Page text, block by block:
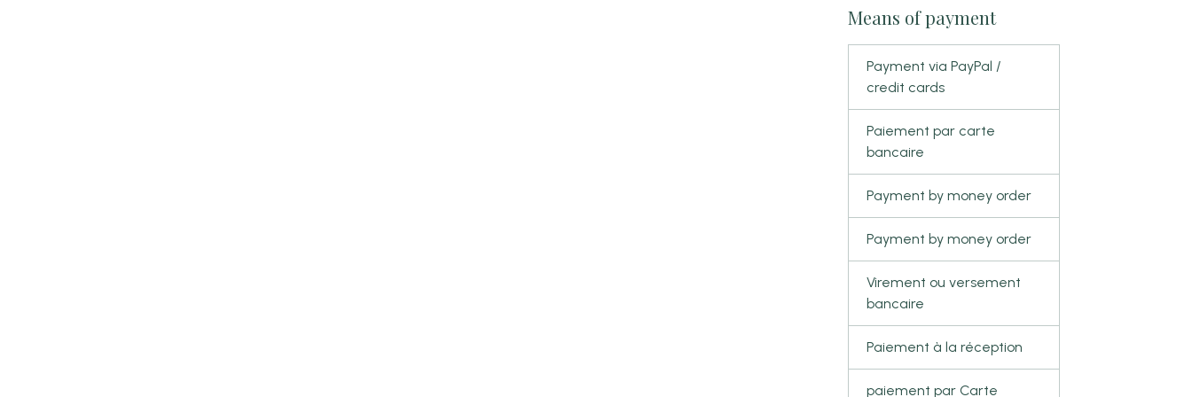
Means of payment
Payment via PayPal /
credit cards
Paiement par carte
bancaire
Payment by money order
Payment by money order
Virement ou versement
bancaire
Paiement à la réception
paiement par Carte